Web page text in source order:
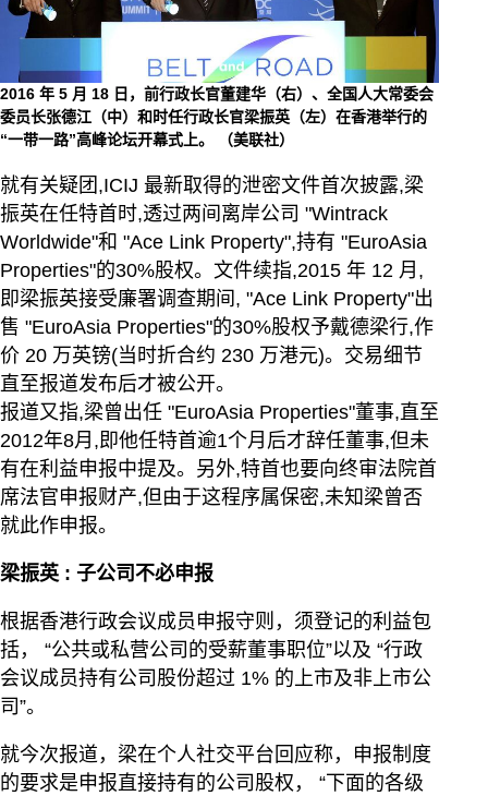
2016 年 5 月 18 日，前行政长官董建华（右）、全国人大常委会
委员长张德江（中）和时任行政长官梁振英（左）在香港举行的
“一带一路”高峰论坛开幕式上。 （美联社）
就有关疑团,ICIJ 最新取得的泄密文件首次披露,梁
振英在任特首时,透过两间离岸公司 "Wintrack
Worldwide"和 "Ace Link Property",持有 "EuroAsia
Properties"的30%股权。文件续指,2015 年 12 月,
即梁振英接受廉署调查期间, "Ace Link Property"出
售 "EuroAsia Properties"的30%股权予戴德梁行,作
价 20 万英镑(当时折合约 230 万港元)。交易细节
直至报道发布后才被公开。
报道又指,梁曾出任 "EuroAsia Properties"董事,直至
2012年8月,即他任特首逾1个月后才辞任董事,但未
有在利益申报中提及。另外,特首也要向终审法院首
席法官申报财产,但由于这程序属保密,未知梁曾否
就此作申报。
梁振英 : 子公司不必申报
根据香港行政会议成员申报守则，须登记的利益包
括， “公共或私营公司的受薪董事职位”以及 “行政
会议成员持有公司股份超过 1% 的上市及非上市公
司”。
就今次报道，梁在个人社交平台回应称，申报制度
的要求是申报直接持有的公司股权， “下面的各级